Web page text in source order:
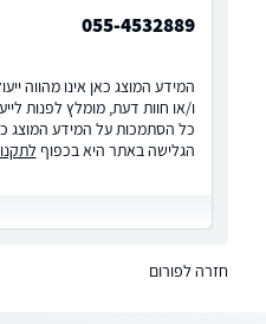
055-4532889
המידע המוצג כאן אינו מהווה
ו/או חוות דעת, מומלץ לפנות
כל הסתמכות על המידע המוצג
הגלישה באתר היא בכפוף
חזרה לפורום